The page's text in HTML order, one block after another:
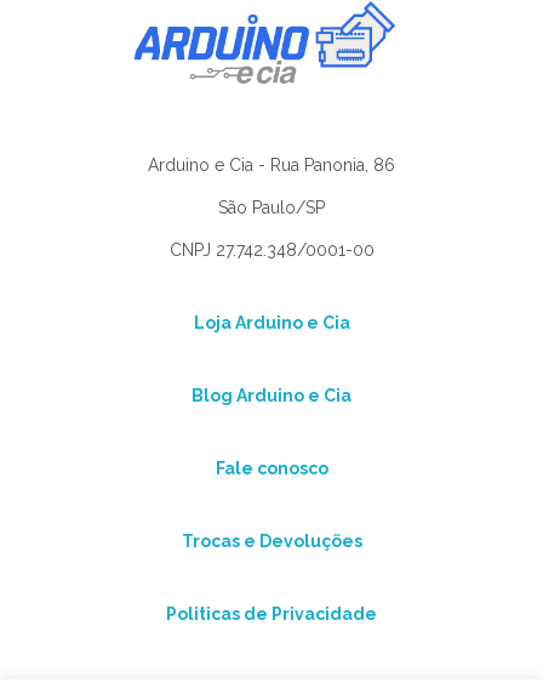
Arduino e Cia - Rua Panonia, 86
São Paulo/SP
CNPJ 27.742.348/0001-00
Loja Arduino e Cia
Blog Arduino e Cia
Fale conosco
Trocas e Devoluções
Politicas de Privacidade